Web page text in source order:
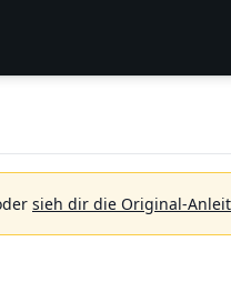
sieh dir die Original-